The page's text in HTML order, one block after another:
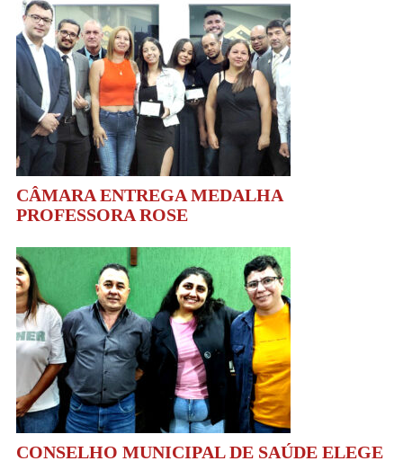
CÂMARA ENTREGA MEDALHA
PROFESSORA ROSE
CONSELHO MUNICIPAL DE SAÚDE ELEGE